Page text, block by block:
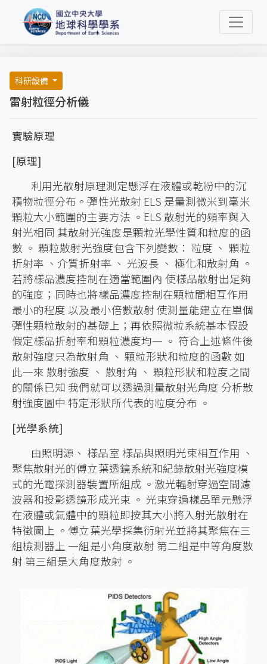
科研設備
雷射粒徑分析儀
實驗原理
[原理]
利用光散射原理測定懸浮在液體或乾粉中的沉
積物粒徑分布。彈性光散射 ELS 是量測微米到毫米
顆粒大小範圍的主要方法 。ELS 散射光的頻率與入
射光相同 其散射光強度是顆粒光學性質和粒度的函
數 。 顆粒散射光強度包含下列變數： 粒度 、 顆粒
折射率 、介質折射率 、 光波長 、 極化和散射角 。
若將樣品濃度控制在適當範圍內 使樣品散射出足夠
的強度；同時也將樣品濃度控制在顆粒間相互作用
最小的程度 以及最小倍數散射 使測量能建立在單個
彈性顆粒散射的基礎上；再依照微粒系統基本假設
假定樣品折射率和顆粒濃度均一 。 符合上述條件後
散射強度只為散射角 、 顆粒形狀和粒度的函數 如
此一來 散射強度 、 散射角 、 顆粒形狀和粒度之間
的關係已知 我們就可以透過測量散射光角度 分析散
射強度圖中 特定形狀所代表的粒度分布 。
[光學系統]
由照明源、 樣品室 樣品與照明光束相互作用 、
聚焦散射光的傅立葉透鏡系統和紀錄散射光強度模
式的光電探測器裝置所組成 。激光輻射穿過空間濾
波器和投影透鏡形成光束 。 光束穿過樣品單元懸浮
在液體或氣體中的顆粒即按其大小將入射光散射在
特徵圖上 。傅立葉光學採集衍射光並將其聚焦在三
組檢測器上 一組是小角度散射 第二組是中等角度散
射 第三組是大角度散射 。